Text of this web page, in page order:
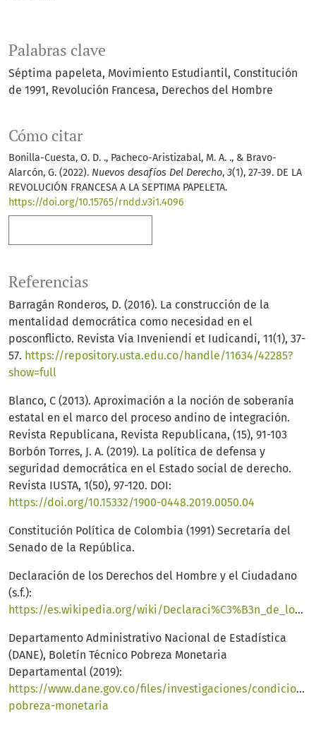
Palabras clave
Séptima papeleta Movimiento Estudiantil Constitución
de 1991 Revolución Francesa Derechos del Hombre
Cómo citar
Bonilla-Cuesta, O. D. ., Pacheco-Aristizabal, M. A. ., & Bravo-
Alarcón, G. (2022). Nuevos desafíos Del Derecho, 3(1), 27-39. DE LA
REVOLUCIÓN FRANCESA A LA SEPTIMA PAPELETA.
https://doi.org/10.15765/rndd.v3i1.4096
Referencias
Barragán Ronderos, D. (2016). La construcción de la
mentalidad democrática como necesidad en el
posconflicto. Revista Via Inveniendi et Iudicandi, 11(1), 37-
57. https://repository.usta.edu.co/handle/11634/42285?
show=full
Blanco, C (2013). Aproximación a la noción de soberanía
estatal en el marco del proceso andino de integración.
Revista Republicana, Revista Republicana, (15), 91-103
Borbón Torres, J. A. (2019). La política de defensa y
seguridad democrática en el Estado social de derecho.
Revista IUSTA, 1(50), 97-120. DOI:
https://doi.org/10.15332/1900-0448.2019.0050.04
Constitución Política de Colombia (1991) Secretaría del
Senado de la República.
Declaración de los Derechos del Hombre y el Ciudadano
(s.f.):
https://es.wikipedia.org/wiki/Declaraci%C3%B3n_de_los_Derechos_del_Hombre_y_del_Ciudadano
Departamento Administrativo Nacional de Estadística
(DANE), Boletín Técnico Pobreza Monetaria
Departamental (2019):
https://www.dane.gov.co/files/investigaciones/
pobreza-monetaria